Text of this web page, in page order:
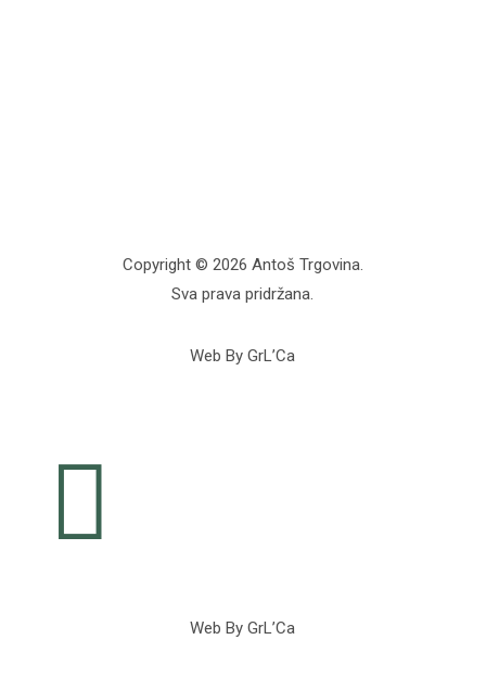
Copyright © 2026 Antoš Trgovina.
Sva prava pridržana.
Web By GrL’Ca

Web By GrL’Ca